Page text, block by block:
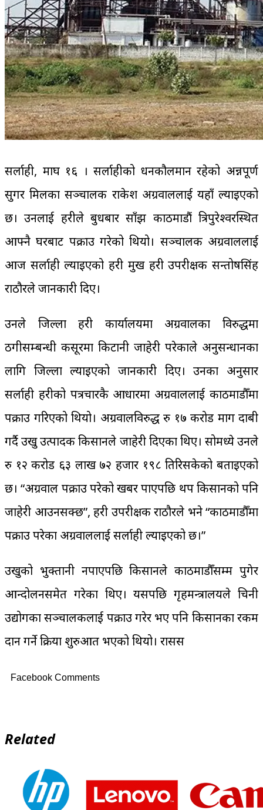
सर्लाही, माघ १६ । सर्लाहीको धनकौलमान रहेको अन्नपूर्ण
सुगर मिलका सञ्चालक राकेश अग्रवाललाई यहाँ ल्याइएको
छ। उनलाई प्रहरीले बुधबार साँझ काठमाडौं त्रिपुरेश्वरस्थित
आफ्नै घरबाट पक्राउ गरेको थियो। सञ्चालक अग्रवाललाई
आज सर्लाही ल्याइएको प्रहरी प्रमुख प्रहरी उपरीक्षक सन्तोषसिंह
राठौरले जानकारी दिए।
उनले जिल्ला प्रहरी कार्यालयमा अग्रवालका विरुद्धमा
ठगीसम्बन्धी कसूरमा किटानी जाहेरी परेकाले अनुसन्धानका
लागि जिल्ला ल्याइएको जानकारी दिए। उनका अनुसार
सर्लाही प्रहरीको पत्रचारकै आधारमा अग्रवाललाई काठमाडौँमा
पक्राउ गरिएको थियो। अग्रवालविरुद्ध रु १७ करोड माग दाबी
गर्दै उखु उत्पादक किसानले जाहेरी दिएका थिए। सोमध्ये उनले
रु १२ करोड ६३ लाख ७२ हजार १९८ तिरिसकेको बताइएको
छ। “अग्रवाल पक्राउ परेको खबर पाएपछि थप किसानको पनि
जाहेरी आउनसक्छ”, प्रहरी उपरीक्षक राठौरले भने “काठमाडौँमा
पक्राउ परेका अग्रवाललाई सर्लाही ल्याइएको छ।”
उखुको भुक्तानी नपाएपछि किसानले काठमाडौँसम्म पुगेर
आन्दोलनसमेत गरेका थिए। यसपछि गृहमन्त्रालयले चिनी
उद्योगका सञ्चालकलाई पक्राउ गरेर भए पनि किसानका रकम
प्रदान गर्ने प्रक्रिया शुरुआत भएको थियो। रासस
Facebook Comments
Related